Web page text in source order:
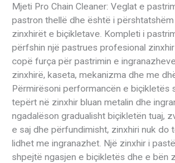
Mjeti Pro Chain Cleaner: Veglat e
pastron thellë dhe është i
zinxhirët e biçikletave. Kompleti i
përfshin një pastrues profesional
copë furça për pastrimin e
zinxhirë, kaseta, mekanizma dhe me
Përmirësoni performancën e biçikletës
tepërt në zinxhir bluan metalin dhe
ngadalëson gradualisht biçikletën tuaj,
e saj dhe përfundimisht, zinxhiri nuk do
lidhet me ingranazhet. Një zinxhir i
shpejtë ngasjen e biçikletës dhe e bën